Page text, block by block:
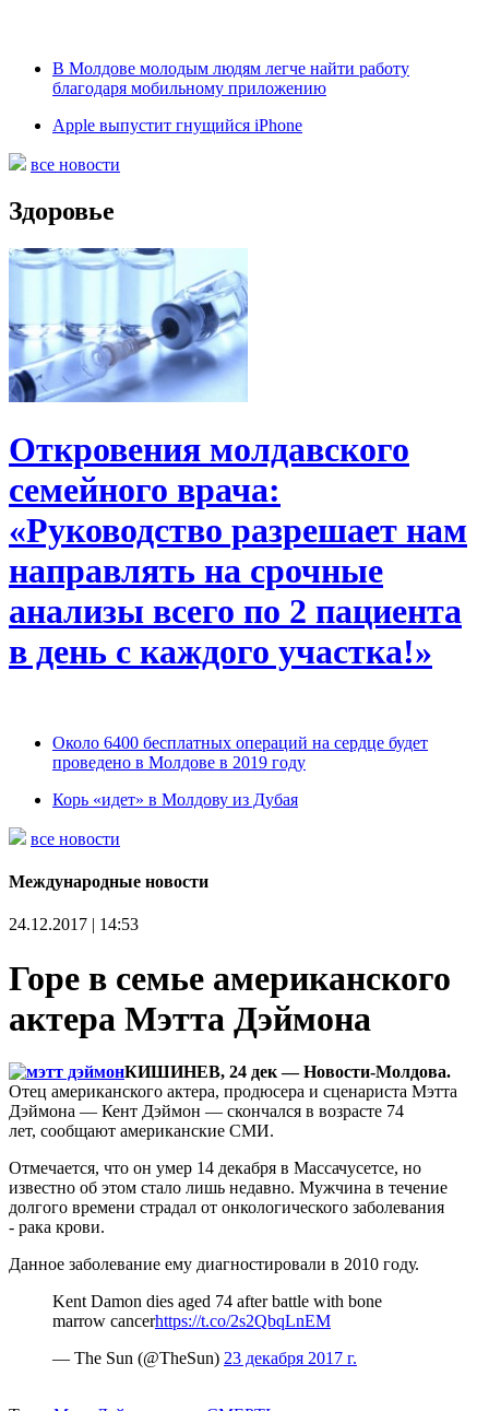
В Молдове молодым людям легче найти работу
благодаря мобильному приложению
Apple выпустит гнущийся iPhone
все новости
Здоровье
Откровения молдавского
семейного врача:
«Руководство разрешает нам
направлять на срочные
анализы всего по 2 пациента
в день с каждого участка!»
Около 6400 бесплатных операций на сердце будет
проведено в Молдове в 2019 году
Корь «идет» в Молдову из Дубая
все новости
Международные новости
24.12.2017 | 14:53
Горе в семье американского
актера Мэтта Дэймона
КИШИНЕВ, 24 дек — Новости-Молдова.
Отец американского актера, продюсера и сценариста Мэтта
Дэймона — Кент Дэймон — скончался в возрасте 74
лет, сообщают американские СМИ.
Отмечается, что он умер 14 декабря в Массачусетсе, но
известно об этом стало лишь недавно. Мужчина в течение
долгого времени страдал от онкологического заболевания
- рака крови.
Данное заболевание ему диагностировали в 2010 году.
Kent Damon dies aged 74 after battle with bone
marrow cancerhttps://t.co/2s2QbqLnEM
— The Sun (@TheSun) 23 декабря 2017 г.